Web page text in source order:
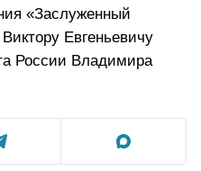
«Заслуженный
Евгеньевичу
России Владимира